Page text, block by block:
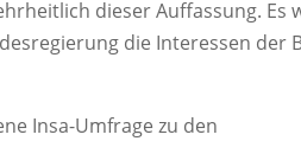
dieser Auffassung. Es
die Interessen der
Insa-Umfrage zu den